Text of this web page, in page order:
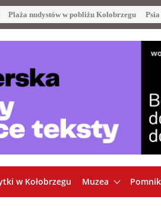
Plaża nudystów w pobliżu Kołobrzegu
w Kołobrzegu Muzea